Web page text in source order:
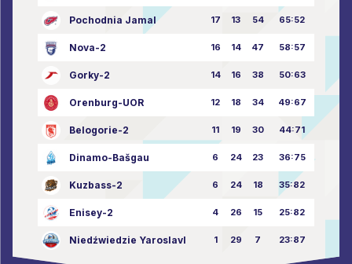
Pochodnia Jamal 17 13 54 65:52
Nova-2 16 14 47 58:57
Gorky-2 14 16 38 50:63
Orenburg-UOR 12 18 34 49:67
Belogorie-2 11 19 30 44:71
Dinamo-Bašgau 6 24 23 36:75
Kuzbass-2 6 24 18 35:82
Enisey-2 4 26 15 25:82
Niedźwiedzie Yaroslavl 1 29 7 23:87